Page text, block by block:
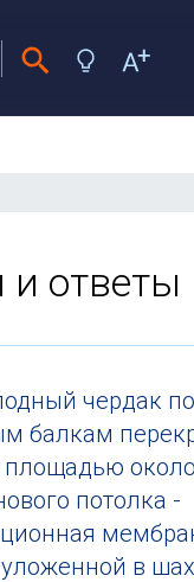
ответы
чердак по
балкам
потолка -
в